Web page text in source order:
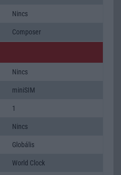
Nincs
Composer
Nincs
miniSIM
1
Nincs
Globális
World Clock